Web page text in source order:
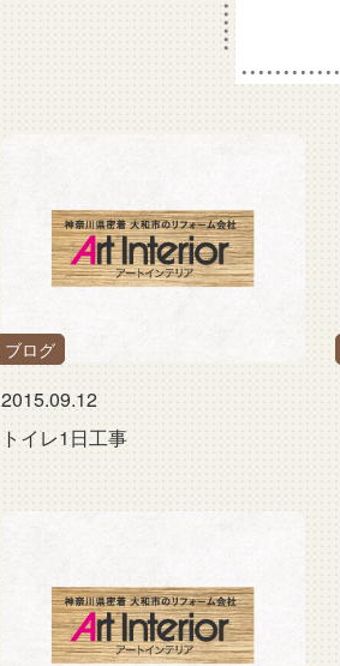
ブログ
2015.09.12
トイレ1日工事